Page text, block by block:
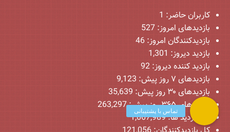
کاربران حاضر: 1
بازدیدهای امروز:527
بازدیدکنندگان امروز:46
بازدید دیروز: 1,301
بازدید کننده دیروز:92
بازدیدهای ۷ روز پیش:
9,123
بازدیدهای ۳۰ روز پیش:
35,639
بازدیدهای ۳۶۵ روز پیش:
263,297
کل بازدید ها:1,067,989